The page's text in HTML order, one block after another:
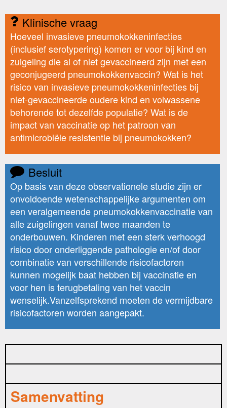
Klinische vraag
Hoeveel invasieve pneumokokkeninfecties
(inclusief serotypering) komen er voor bij kind en
zuigeling die al of niet gevaccineerd zijn met een
geconjugeerd pneumokokkenvaccin? Wat is het
risico van invasieve pneumokokkeninfecties bij
niet-gevaccineerde oudere kind en volwassene
behorende tot dezelfde populatie? Wat is de
impact van vaccinatie op het patroon van
antimicrobiële resistentie bij pneumokokken?
Besluit
Op basis van deze observationele studie zijn er
onvoldoende wetenschappelijke argumenten om
een veralgemeende pneumokokkenvaccinatie van
alle zuigelingen vanaf twee maanden te
onderbouwen. Kinderen met een sterk verhoogd
risico door onderliggende pathologie en/of door
combinatie van verschillende risicofactoren
kunnen mogelijk baat hebben bij vaccinatie en
voor hen is terugbetaling van het vaccin
wenselijk.Vanzelfsprekend moeten de vermijdbare
risicofactoren worden aangepakt.
Samenvatting